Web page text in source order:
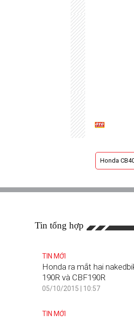
Honda
Tin tổng hợp
TIN MỚI
Honda ra mắt hai
190R và CBF190R
05/10/2015 | 10:57
TIN MỚI